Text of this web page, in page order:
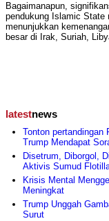
Bagaimanapun,
pendukung Islamic State
menunjukkan
besar di Irak, Suriah,
latestnews
Tonton pertandingan
Trump Mendapat
Disetrum, Diborgol,
Aktivis Sumud
Krisis Mental
Meningkat
Trump Unggah
Surut